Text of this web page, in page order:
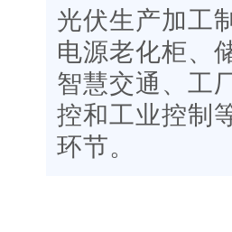
光伏生产加工
电源老化柜、
智慧交通、工
控和工业控制
环节。